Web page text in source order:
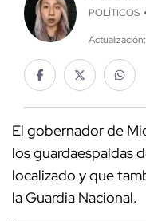
POLÍTICOS
El gobernador de
los guardaespaldas
localizado y que
la Guardia Nacional.